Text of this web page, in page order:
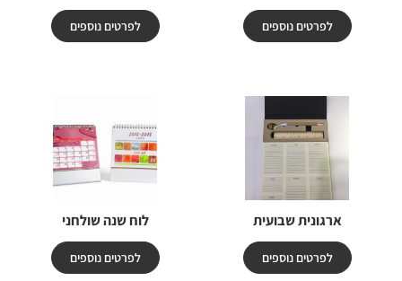
לפרטים נוספים לפרטים נוספים
ארגונית שבועית
לפרטים נוספים
לוח שנה שולחני
לפרטים נוספים